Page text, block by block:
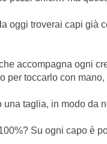
oggi troverai capi già
che accompagna ogni
per toccarlo con
una taglia, in modo da
Su ogni capo è